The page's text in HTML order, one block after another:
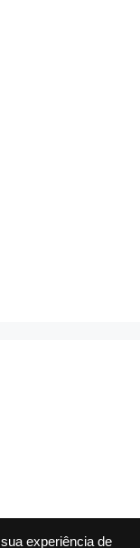
experiência de